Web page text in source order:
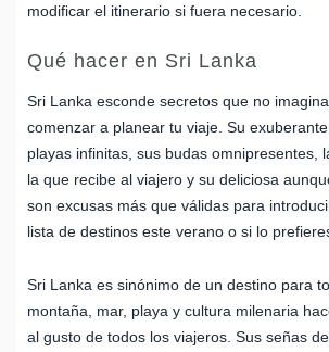
modificar el itinerario si fuera necesario.
Qué hacer en Sri Lanka
Sri Lanka esconde secretos que no
comenzar a planear tu viaje. Su
playas infinitas, sus budas omnipresentes,
la que recibe al viajero y su deliciosa
son excusas más que válidas para
lista de destinos este verano o si lo
Sri Lanka es sinónimo de un destino para
montaña, mar, playa y cultura milenaria
al gusto de todos los viajeros. Sus señas